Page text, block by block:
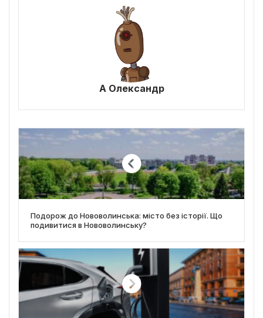
А Олександр
Подорож до Нововолинська: місто без історії. Що
подивитися в Нововолинську?